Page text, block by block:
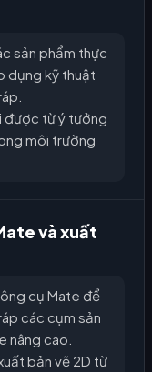
sản phẩm thực
dụng kỹ thuật
được từ ý tưởng
môi trường
và xuất
cụ Mate để
các cụm sản
nâng cao.
bản vẽ 2D từ